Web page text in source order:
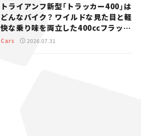
トライアンフ新型「トラッカー400」は
どんなバイク？ ワイルドな見た目と軽
快な乗り味を両立した400ccフラット
トラッカー【試乗レビュー】
Cars 2026.07.31